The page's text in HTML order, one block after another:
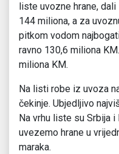
liste uvozne hrane,
144 miliona, a za
pitkom vodom
ravno 130,6 miliona
miliona KM.
Na listi robe iz uvoza
čekinje. Ubjedljivo
Na vrhu liste su Srbija
uvezemo hrane u
maraka.